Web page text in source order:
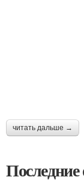
читать дальше →
Последние